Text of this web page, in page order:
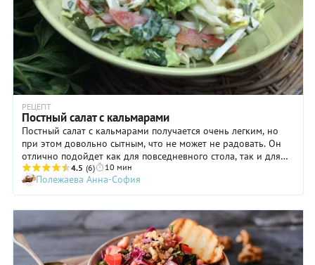
РЕЦЕПТ
Постный салат с кальмарами
Постный салат с кальмарами получается очень легким, но
при этом довольно сытным, что не может не радовать. Он
отлично подойдет как для повседневного стола, так и для
самого что ни на есть торжественного. Кстати, не забудьте о
нашем постном салате с кальмарами, когда будете
планировать новогоднее меню, ведь этот всенародно
года — Рождественский. Помните, что кальмары не стоит
варить дольше 4 минут, иначе они утратят свою нежную
текстуру и станут «резиновыми».
4.5 (6) 10 мин
Полежаева Анна-София